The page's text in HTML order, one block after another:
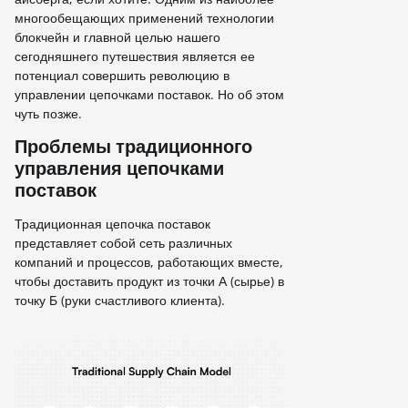
многообещающих применений технологии
блокчейн и главной целью нашего
сегодняшнего путешествия является ее
потенциал совершить революцию в
управлении цепочками поставок. Но об этом
чуть позже.
Проблемы традиционного
управления цепочками
поставок
Традиционная цепочка поставок
представляет собой сеть различных
компаний и процессов, работающих вместе,
чтобы доставить продукт из точки А (сырье) в
точку Б (руки счастливого клиента).